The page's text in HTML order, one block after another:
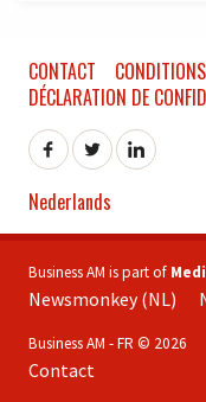
CONTACT
DÉCLARATION DE
Nederlands
Business AM is part of
Newsmonkey (NL)
Business AM - FR © 2026
Contact